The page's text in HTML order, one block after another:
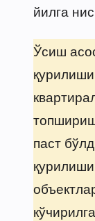
йилга
Ўсиш
паст